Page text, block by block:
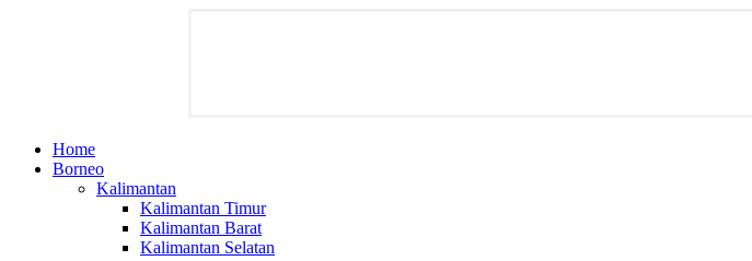
Home
Borneo
Kalimantan
Kalimantan Timur
Kalimantan Barat
Kalimantan Selatan